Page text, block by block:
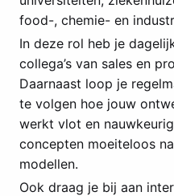
food-, chemie- en
In deze rol heb je
collega’s van sales en
Daarnaast loop je
te volgen hoe jouw
werkt vlot en
concepten moeiteloos
modellen.
Ook draag je bij aan